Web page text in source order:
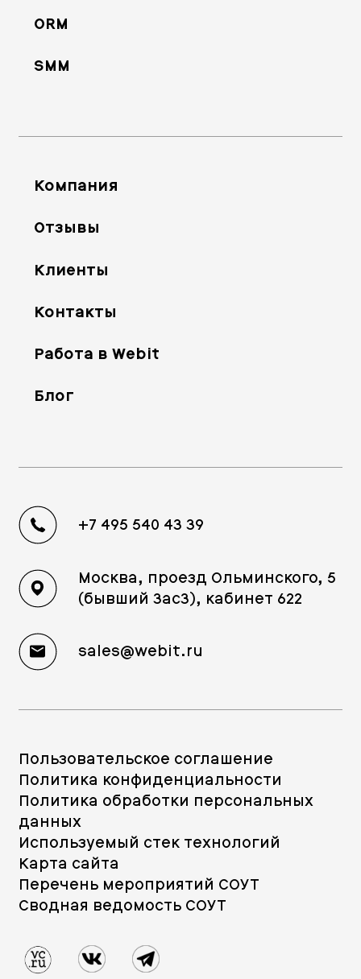
ORM
SMM
Компания
Отзывы
Клиенты
Контакты
Работа в Webit
Блог
+7 495 540 43 39
Москва, проезд Ольминского, 5
(бывший 3ас3), кабинет 622
sales@webit.ru
Пользовательское соглашение
Политика конфиденциальности
Политика обработки персональных
данных
Используемый стек технологий
Карта сайта
Перечень мероприятий СОУТ
Сводная ведомость СОУТ